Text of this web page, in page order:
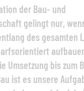
der Bau- und
gelingt nur,
des gesamten
Umsetzung bis zum
ist es unsere